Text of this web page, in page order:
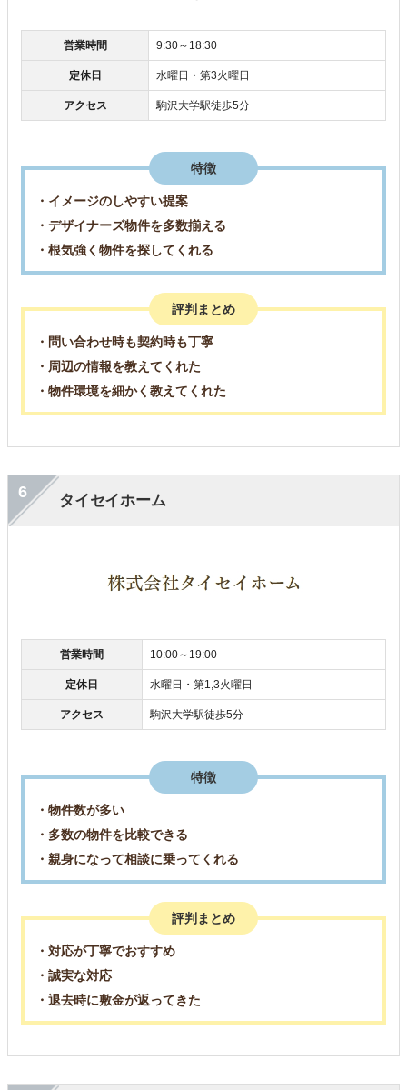
営業時間 9:30～18:30
定休日 水曜日・第3火曜日
アクセス 駒沢大学駅徒歩5分
特徴
・イメージのしやすい提案
・デザイナーズ物件を多数揃える
・根気強く物件を探してくれる
評判まとめ
・問い合わせ時も契約時も丁寧
・周辺の情報を教えてくれた
・物件環境を細かく教えてくれた
タイセイホーム
6
営業時間 10:00～19:00
定休日 水曜日・第1,3火曜日
アクセス 駒沢大学駅徒歩5分
特徴
・物件数が多い
・多数の物件を比較できる
・親身になって相談に乗ってくれる
評判まとめ
・対応が丁寧でおすすめ
・誠実な対応
・退去時に敷金が返ってきた